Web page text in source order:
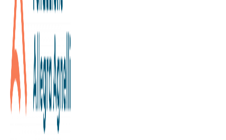
23/07/2019
Notizie da Candiolo
Prevenzione, ricerca e cura
all’Istituto di Candiolo
Il tumore al colon è uno dei più diffusi, il primo in Italia.